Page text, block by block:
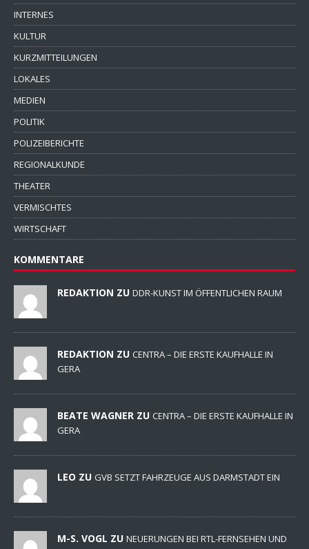
INTERNES
KULTUR
KURZMITTEILUNGEN
LOKALES
MEDIEN
POLITIK
POLIZEIBERICHTE
REGIONALKUNDE
THEATER
VERMISCHTES
WIRTSCHAFT
KOMMENTARE
REDAKTION ZU DDR-KUNST IM ÖFFENTLICHEN RAUM
REDAKTION ZU CENTRA – DIE ERSTE KAUFHALLE IN
GERA
BEATE WAGNER ZU CENTRA – DIE ERSTE KAUFHALLE IN
GERA
LEO ZU GVB SETZT FAHRZEUGE AUS DARMSTADT EIN
M-S. VOGL ZU NEUERUNGEN BEI RTL-FERNSEHEN UND